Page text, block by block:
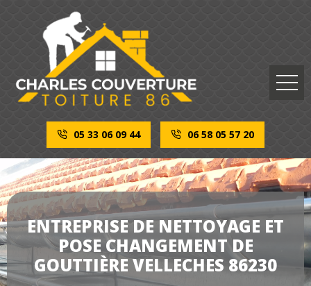
05 33 06 09 44 06 58 05 57 20
ENTREPRISE DE NETTOYAGE ET
POSE CHANGEMENT DE
GOUTTIÈRE VELLECHES 86230